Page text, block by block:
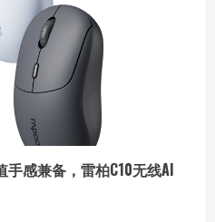
感兼备，雷柏C10无线AI